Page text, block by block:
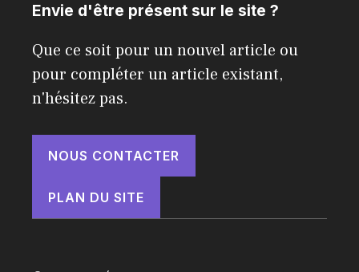
Envie d'être présent sur le site ?
Que ce soit pour un nouvel article ou
pour compléter un article existant,
n'hésitez pas.
NOUS CONTACTER
PLAN DU SITE